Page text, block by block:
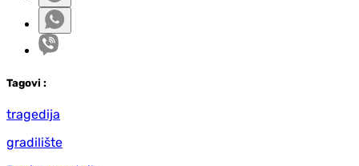
Tagovi :
tragedija
gradilište